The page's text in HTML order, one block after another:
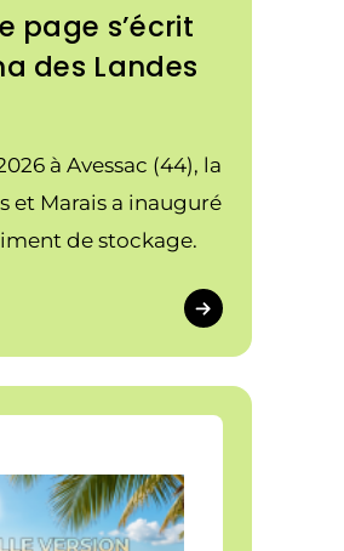
page s’écrit
des Landes
à Avessac (44), la
et Marais a inauguré
de stockage.